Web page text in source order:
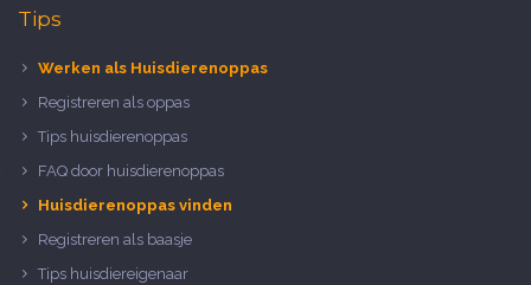
Tips
Werken als Huisdierenoppas
Registreren als oppas
Tips huisdierenoppas
FAQ door huisdierenoppas
Huisdierenoppas vinden
Registreren als baasje
Tips huisdiereigenaar